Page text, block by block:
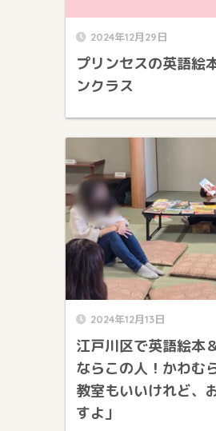
2024年12月29日
プリンセスの英語絵
ンクラス
2024年12月13日
江戸川区で英語絵本
ならこの人！かわむ
教室もいいけれど、
すよ」